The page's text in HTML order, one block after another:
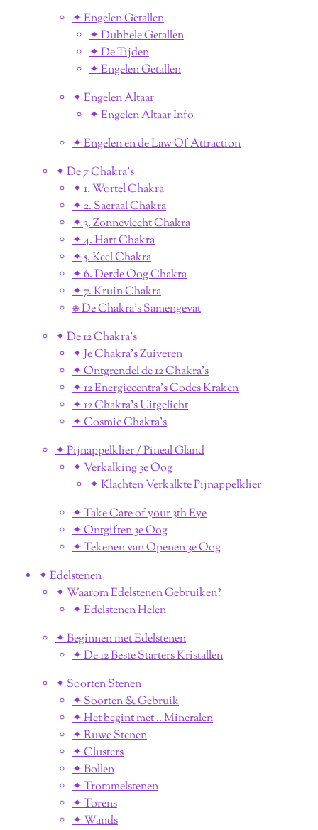
✦ Engelen Getallen
✦ Dubbele Getallen
✦ De Tijden
✦ Engelen Getallen
✦ Engelen Altaar
✦ Engelen Altaar Info
✦ Engelen en de Law Of Attraction
✦ De 7 Chakra's
✦ 1. Wortel Chakra
✦ 2. Sacraal Chakra
✦ 3. Zonnevlecht Chakra
✦ 4. Hart Chakra
✦ 5. Keel Chakra
✦ 6. Derde Oog Chakra
✦ 7. Kruin Chakra
⎈ De Chakra's Samengevat
✦ De 12 Chakra's
✦ Je Chakra's Zuiveren
✦ Ontgrendel de 12 Chakra's
✦ 12 Energiecentra's Codes Kraken
✦ 12 Chakra's Uitgelicht
✦ Cosmic Chakra's
✦ Pijnappelklier / Pineal Gland
✦ Verkalking 3e Oog
✦ Klachten Verkalkte Pijnappelklier
✦ Take Care of your 3th Eye
✦ Ontgiften 3e Oog
✦ Tekenen van Openen 3e Oog
✦ Edelstenen
✦ Waarom Edelstenen Gebruiken?
✦ Edelstenen Helen
✦ Beginnen met Edelstenen
✦ De 12 Beste Starters Kristallen
✦ Soorten Stenen
✦ Soorten & Gebruik
✦ Het begint met .. Mineralen
✦ Ruwe Stenen
✦ Clusters
✦ Bollen
✦ Trommelstenen
✦ Torens
✦ Wands